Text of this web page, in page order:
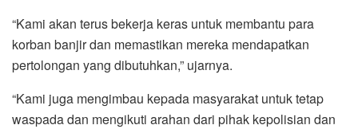
“Kami akan terus bekerja keras untuk membantu para
korban banjir dan memastikan mereka mendapatkan
pertolongan yang dibutuhkan,” ujarnya.
“Kami juga mengimbau kepada masyarakat untuk tetap
waspada dan mengikuti arahan dari pihak kepolisian dan